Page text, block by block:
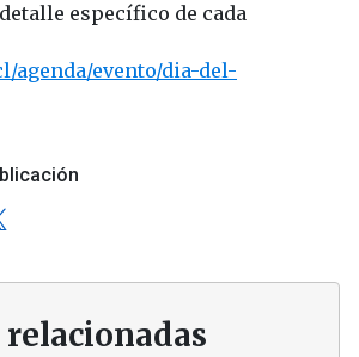
específico de cada
agenda/evento/dia-del-